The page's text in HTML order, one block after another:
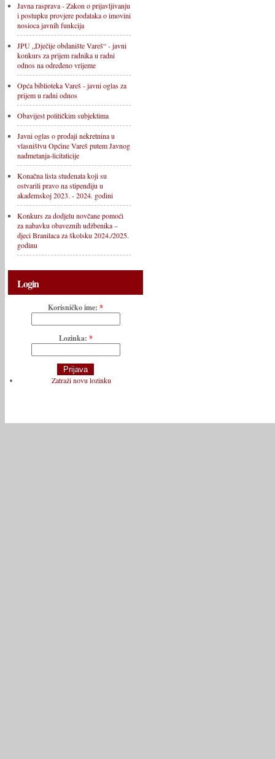
Javna rasprava - Zakon o prijavljivanju
i postupku provjere podataka o imovini
nosioca javnih funkcija
JPU „Dječije obdanište Vareš“ - javni
konkurs za prijem radnika u radni
odnos na određeno vrijeme
Opća biblioteka Vareš - javni oglas za
prijem u radni odnos
Obavijest političkim subjektima
Javni oglas o prodaji nekretnina u
vlasništvu Općine Vareš putem Javnog
nadmetanja-licitaticije
Konačna lista studenata koji su
ostvarili pravo na stipendiju u
akademskoj 2023. - 2024. godini
Konkurs za dodjelu novčane pomoći
za nabavku obaveznih udžbenika –
djeci Branilaca za školsku 2024./2025.
godinu
Login
Korisničko ime: *
Lozinka: *
Zatraži novu lozinku